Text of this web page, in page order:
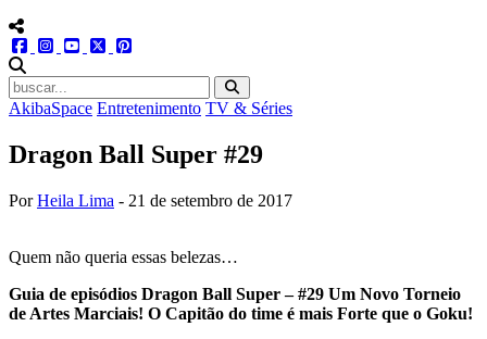
menu redes social
facebookinstagram
youtube
twitter
AkibaSpace Entretenimento TV & Séries
Dragon Ball Super #29
PorHeila Lima - 21 de setembro de 2017
Quem não queria essas belezas…
Guia de episódios Dragon Ball Super – #29 Um Novo Torneio
de Artes Marciais! O Capitão do time é mais Forte que o Goku!